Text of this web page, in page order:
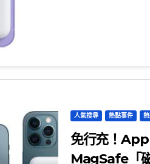
人氣搜尋 熱點事件
免行充！
MagSafe「